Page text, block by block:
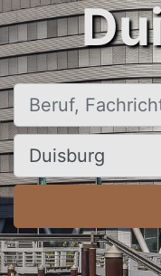
Beruf, Fachrichtung,
Ort, Stadt